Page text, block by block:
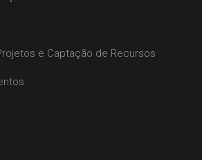
e Captação de Recursos